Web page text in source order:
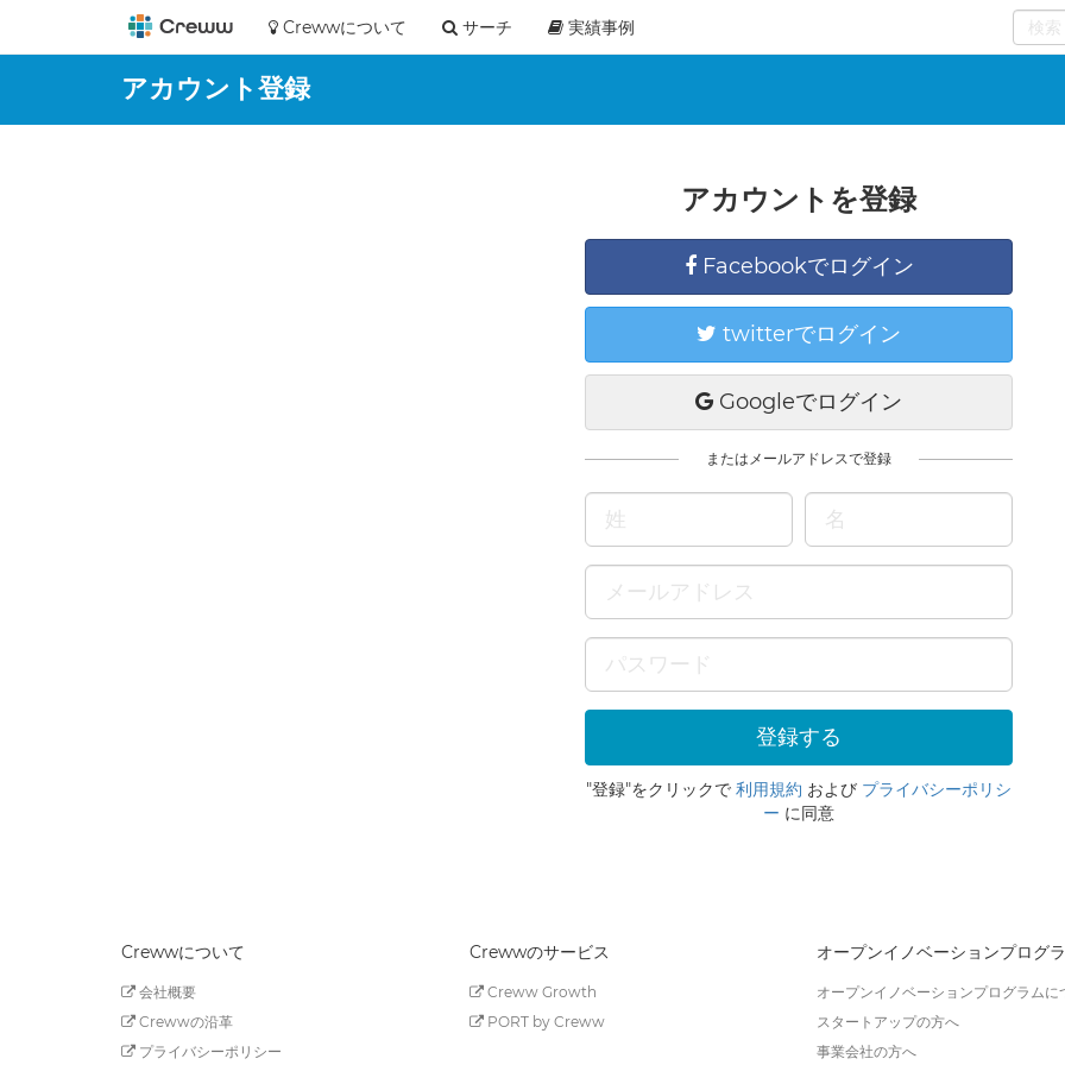
Crewwについて サーチ 実績事例
0
アカウント登録
アカウントを登録
Facebookでログイン
twitterでログイン
Googleでログイン
またはメールアドレスで登録
"登録"をクリックで 利用規約 および プライバシーポリシ
ー に同意
Crewwについて
会社概要
Crewwの沿革
プライバシーポリシー
Crewwのサービス
Creww Growth
PORT by Creww
オープンイノベーションプログ
オープンイノベーションプログラムに
スタートアップの方へ
事業会社の方へ